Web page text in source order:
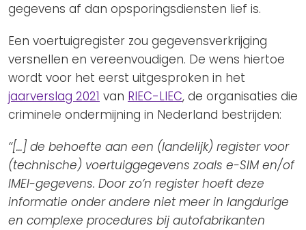
gegevens af dan opsporingsdiensten lief is.
Een voertuigregister zou gegevensverkrijging
versnellen en vereenvoudigen. De wens hiertoe
wordt voor het eerst uitgesproken in het
jaarverslag 2021 van RIEC-LIEC, de organisaties die
criminele ondermijning in Nederland bestrijden:
‘‘[…] de behoefte aan een (landelijk) register voor
(technische) voertuiggegevens zoals e-SIM en/of
IMEI-gegevens. Door zo’n register hoeft deze
informatie onder andere niet meer in langdurige
en complexe procedures bij autofabrikanten